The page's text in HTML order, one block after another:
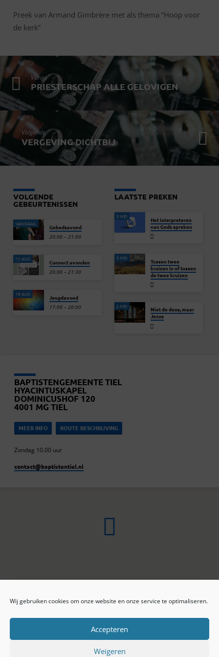
Wij gebruiken cookies om onze website en onze service te optimaliseren.
Accepteren
Weigeren
Preek van Armand Gimbrère met als thema “Hoop voor
de kerk”
Vorige
PRIESTERSCHAP ALLE GELOVIGEN
Volgende
VERGEVING DICHTBIJ
VOLGENDE
GEBEURTENISSEN
VANDAAG Gebedsavond
20:00 – 21:00
11 AUG Connect avonden
20:00 – 21:30
19 AUG Jeugdavond
17:00 – 20:00
LAATSTE PREKEN
3 MEI
Het interpreteren
van Gods spreken
3 MEI
Tussen twee
kruizen in of tussen
de twee kruizen
2 MEI
Niet de doos, maar
Jezus
BAPTISTENGEMEENTE TIEL
HYACINTUSKAPEL
DOMINICUSHOF 120
4001 MG TIEL
MEER INFO ROUTE BESCHRIJVING
Zondag 10.00 uur
contact​@baptistentiel.nl
ONLINE ARCHIEF
Privacy beleid